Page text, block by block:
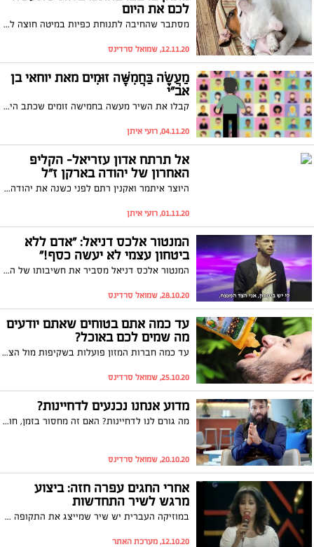
לכם את היום
מסתבר שהחיבה לתנוחת כפיות במיטה חוצה לא רק מגדרים, אלא גם מינים: צפו בהתכרבלות בין שני יצורים מתקתקים, שתעלה לכם חיוך על הפנים ותמלא את ליבכם בחום
12.11.20, שמואל סרדינס
מַעֲשֶׂה בַּחֲמִשָּׁה זוּמִים מאת יוחאי בן
אב"י
קבלו את השיר מעשה בחמישה זומים שכתב היוצר יוחאי בן אב"י ממושב הזורעים, ליד טבריה. בהשראת הקלאסיקה "מעשה בחמישה בלונים" מאת מרים רות, הוא כתב שיר כובש ברוח הימים האלו שמספר בצורה חביבה את מה שקורה לכולנו באפליקציית הזום.
04.11.20, רועי איתן
אל תרתח אדון עזריאל- הקליפ
האחרון של יהודה בארקן ז"ל
היוצר איתמר ואקנין רתם לפני כשנה את יהודה בארקן ז"ל לצילום קליפ לשיר שהנושא המרכזי שלו הוא פיוס חברתי. יהודה בארקן שחק בקליפ את עזריאל, כמעט 50 שנה אחרי הסרט חגיגה בסנוקר, בתפקיד ירקן. ואתם מוזמנים לצפות בקליפ וליהנות שוב מיהודה בארקן ומעזריאל.
01.11.20, רועי איתן
המנטור אלכס דניאל: "אדם ללא
ביטחון עצמי לא יעשה כסף!"
המנטור אלכס דניאל מסביר את חשיבותו של הביטחון העצמי בדרך להצלחה. לדבריו, אדם ללא ביטחון עצמי לא יכול לעשות כסף. דניאל: "אף אחד לא נולד עם ביטחון עצמי, ביטחון עצמי זה משהו שנוצר ברגע שאתה עושה את הדבר שאתה מפחד ממנו". צפו
28.10.20, שמואל סרדינס
עד כמה אתם בטוחים שאתם יודעים
מה שמים לכם באוכל?
עד כמה חברות המזון פועלות בשקיפות מול הצרכנים והאם במוצר שהוא צמחוני לכל הדעות (כמו מיץ תפוזים למשל) עלולים - לכאורה - להיות תוצרים מן החי? הוולוגר ואושיית הרשת נאס דיילי חושף מידע מטריד במיוחד, שיגרום לכם לבחון טוב טוב את מוצרי המזון לפני שאתם רוכשים אותם. צפו
25.10.20, שמואל סרדינס
מדוע אנחנו נכנעים לדחיינות?
מה גורם לנו לדחיינות? האם זה מחסור בזמן, חוסר חשק, או שמא מדובר בגורם אחר? המנטור אייל אברהם לוי בסרטון מעצים ומרתק, מוכיח כיצד לדחיינות עלולה להיות סיבה אחרת לחלוטין ממה שאי פעם העלנו על הדעת. צפו בדבריו המפתיעים ומעוררי ההשראה
20.10.20, שמואל סרדינס
אחרי החגים עפרה חזה: ביצוע
מרגש לשיר התחדשות
במוזיקה העברית יש שיר שמייצג את התקופה שאחרי החגים והחזרה לשגרה, במהרה בימנו, את ראשית הסתיו ואת תחילתה של השנה החדשה הלכה למעשה. השיר התחדשות בביצוע עפרה חזה שנקרא "התחדשות" מתנגן בימים אלו ללא הפסקה בתחנות הרדיו, באפליקציות המוזיקה וכעת גם אתם מוזמנים להאזין
12.10.20, מערכת האתר